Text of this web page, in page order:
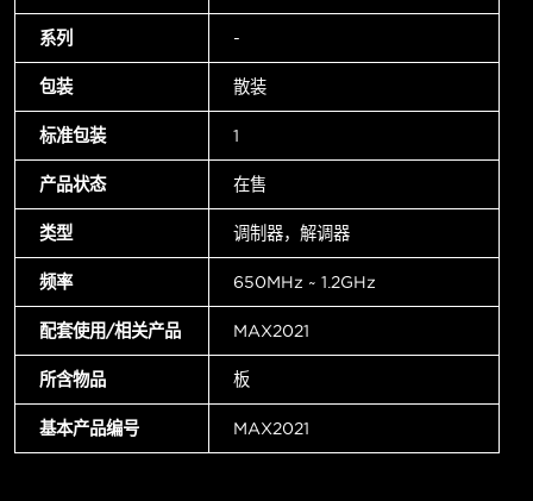
系列 -
包装 散装
标准包装 1
产品状态 在售
类型 调制器，解调器
频率 650MHz ~ 1.2GHz
配套使用/相关产品 MAX2021
所含物品 板
基本产品编号 MAX2021